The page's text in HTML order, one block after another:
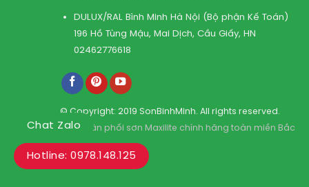
DULUX/RAL Bình Minh Hà Nội (Bộ phận Kế Toán)
196 Hồ Tùng Mậu, Mai Dịch, Cầu Giấy, HN
02462776618
© Copyright: 2019 SonBinhMinh. All rights reserved.
Kho phân phối sơn Maxilite chính hãng toàn miền Bắc
Chat Zalo
Hotline: 0978.148.125